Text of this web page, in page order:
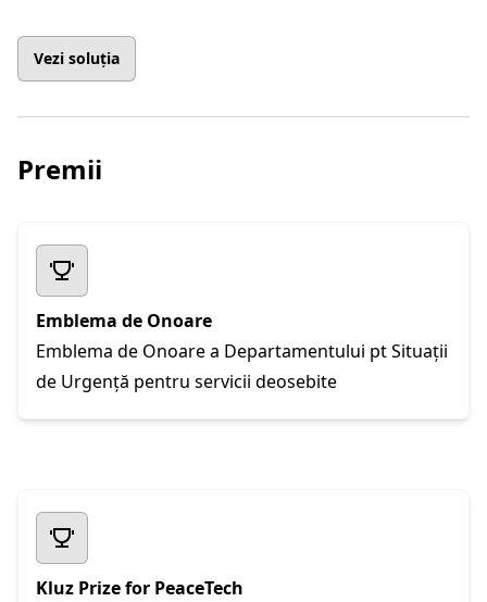
Vezi soluția
Premii
Emblema de Onoare
Emblema de Onoare a Departamentului pt Situații
de Urgență pentru servicii deosebite
Kluz Prize for PeaceTech